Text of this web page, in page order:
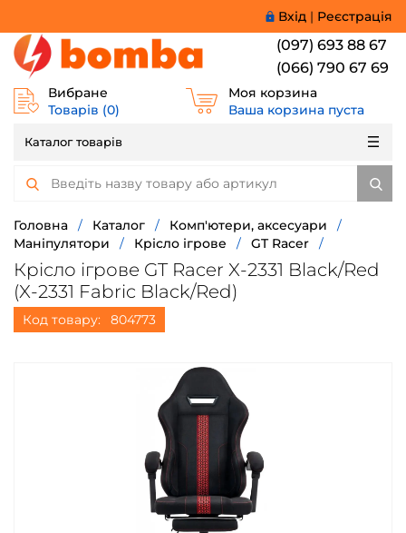
Вхід | Реєстрація
(097) 693 88 67
(066) 790 67 69
Вибране
Товарів (0)
Моя корзина
Ваша корзина пуста
Каталог товарів
Головна / Каталог / Комп'ютери, аксесуари
/
Маніпулятори
/ Крісло ігрове / GT Racer /
Крісло ігрове GT Racer X-2331 Black/Red
(X-2331 Fabric Black/Red)
Код товару: 804773